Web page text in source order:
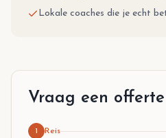
Lokale coaches die je echt
Vraag een
1 Reis